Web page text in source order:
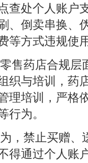
查处个人账户
、倒卖串换、
等方式违规使
售药店合规
织与培训，药
理培训，严格
行为。
，禁止买赠、
得通过个人账